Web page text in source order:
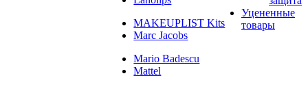
MAKEUPLIST Kits
Marc Jacobs
Mario Badescu
Mattel
Уцененные
товары